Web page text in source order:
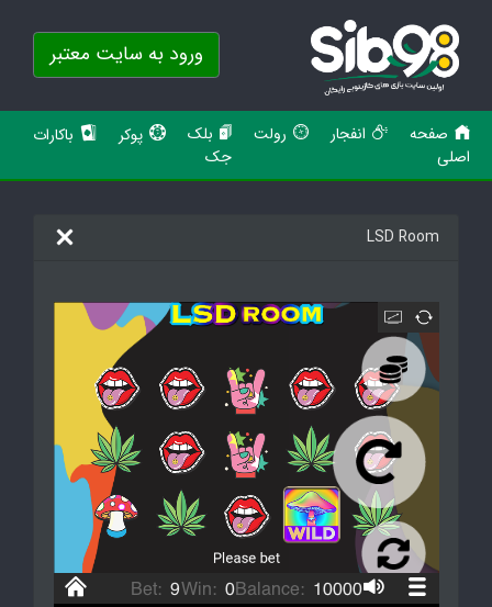
ورود به سایت معتبر
صفحه
اصلی
انفجار رولت
بلک
جک
پوکر باکارات
LSD Room